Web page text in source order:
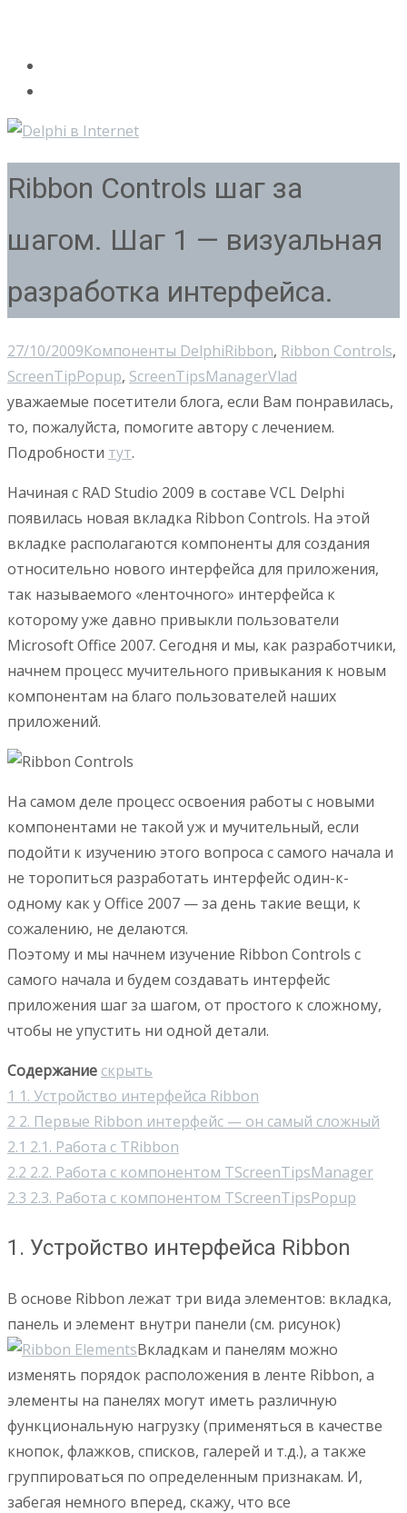
Ribbon Controls шаг за
шагом. Шаг 1 — визуальная
разработка интерфейса.
27/10/2009Компоненты DelphiRibbon, Ribbon Controls,
ScreenTipPopup, ScreenTipsManagerVlad
уважаемые посетители блога, если Вам понравилась,
то, пожалуйста, помогите автору с лечением.
Подробности тут.
Начиная с RAD Studio 2009 в составе VCL Delphi
появилась новая вкладка Ribbon Controls. На этой
вкладке располагаются компоненты для создания
относительно нового интерфейса для приложения,
так называемого «ленточного» интерфейса к
которому уже давно привыкли пользователи
Microsoft Office 2007. Сегодня и мы, как разработчики,
начнем процесс мучительного привыкания к новым
компонентам на благо пользователей наших
приложений.
На самом деле процесс освоения работы с новыми
компонентами не такой уж и мучительный, если
подойти к изучению этого вопроса с самого начала и
не торопиться разработать интерфейс один-к-
одному как у Office 2007 — за день такие вещи, к
сожалению, не делаются.
Поэтому и мы начнем изучение Ribbon Controls с
самого начала и будем создавать интерфейс
приложения шаг за шагом, от простого к сложному,
чтобы не упустить ни одной детали.
Содержание скрыть
1 1. Устройство интерфейса Ribbon
2 2. Первые Ribbon интерфейс — он самый сложный
2.1 2.1. Работа с TRibbon
2.2 2.2. Работа с компонентом TScreenTipsManager
2.3 2.3. Работа с компонентом TScreenTipsPopup
1. Устройство интерфейса Ribbon
В основе Ribbon лежат три вида элементов: вкладка,
панель и элемент внутри панели (см. рисунок)
Вкладкам и панелям можно
изменять порядок расположения в ленте Ribbon, а
элементы на панелях могут иметь различную
функциональную нагрузку (применяться в качестве
кнопок, флажков, списков, галерей и т.д.), а также
группироваться по определенным признакам. И,
забегая немного вперед, скажу, что все